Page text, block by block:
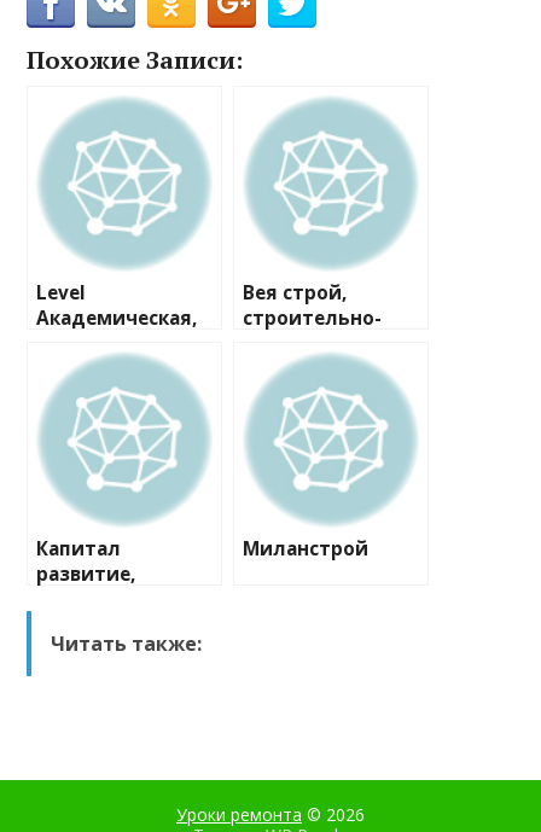
Похожие Записи:
Level
Академическая,
Вея строй,
строительно-
компания
Капитал
развитие,
Миланстрой
Читать также:
Уроки ремонта © 2026